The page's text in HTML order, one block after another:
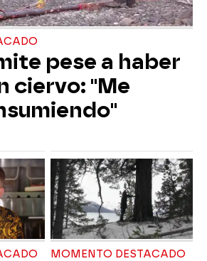
pese a haber
ciervo: "Me
MOMENTO DESTACADO